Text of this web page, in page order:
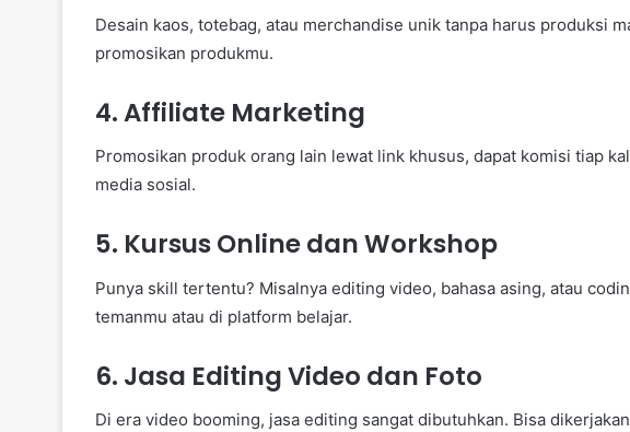
Desain kaos, totebag, atau merchandise unik tanpa harus produksi
promosikan produkmu.
4.Affiliate Marketing
Promosikan produk orang lain lewat link khusus, dapat komisi tiap
media sosial.
5. Kursus Online dan Workshop
Punya skill tertentu? Misalnya editing video, bahasa asing, atau
temanmu atau di platform belajar.
6. Jasa Editing Video dan Foto
Di era video booming, jasa editing sangat dibutuhkan. Bisa